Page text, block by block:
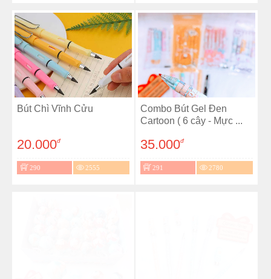
Bút Chì Vĩnh Cửu
20.000đ
290 2555
Combo Bút Gel Đen
Cartoon ( 6 cây - Mực ...
35.000đ
291 2780